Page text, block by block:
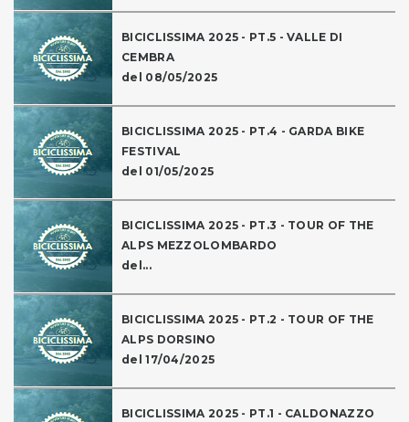
BICICLISSIMA 2025 - PT.5 - VALLE DI
CEMBRA
del 08/05/2025
BICICLISSIMA 2025 - PT.4 - GARDA BIKE
FESTIVAL
del 01/05/2025
BICICLISSIMA 2025 - PT.3 - TOUR OF THE
ALPS MEZZOLOMBARDO
del...
BICICLISSIMA 2025 - PT.2 - TOUR OF THE
ALPS DORSINO
del 17/04/2025
BICICLISSIMA 2025 - PT.1 - CALDONAZZO